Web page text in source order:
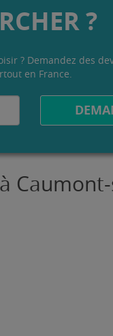
?
? Demandez des
en France.